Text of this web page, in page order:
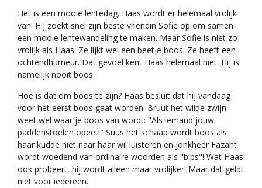
Het is een mooie lentedag. Haas wordt er helemaal vrolijk
van! Hij zoekt snel zijn beste vriendin Sofie op om samen
een mooie lentewandeling te maken. Maar Sofie is niet zo
vrolijk als Haas. Ze lijkt wel een beetje boos. Ze heeft een
ochtendhumeur. Dat gevoel kent Haas helemaal niet. Hij is
namelijk nooit boos.
Hoe is dat om boos te zijn? Haas besluit dat hij vandaag
voor het eerst boos gaat worden. Bruut het wilde zwijn
weet wel waar je boos van wordt: "Als iemand jouw
paddenstoelen opeet!" Suus het schaap wordt boos als
haar kudde niet naar haar wil luisteren en jonkheer Fazant
wordt woedend van ordinaire woorden als "bips"! Wat Haas
ook probeert, hij wordt alleen maar vrolijker! Maar dat geldt
niet voor iedereen.